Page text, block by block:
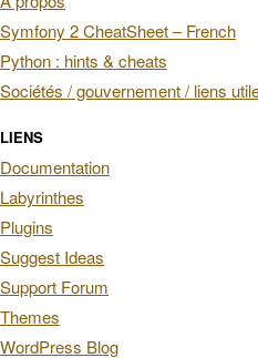
Symfony 2 CheatSheet – French
Python : hints & cheats
Sociétés / gouvernement / liens
LIENS
Documentation
Labyrinthes
Plugins
Suggest Ideas
Support Forum
Themes
WordPress Blog